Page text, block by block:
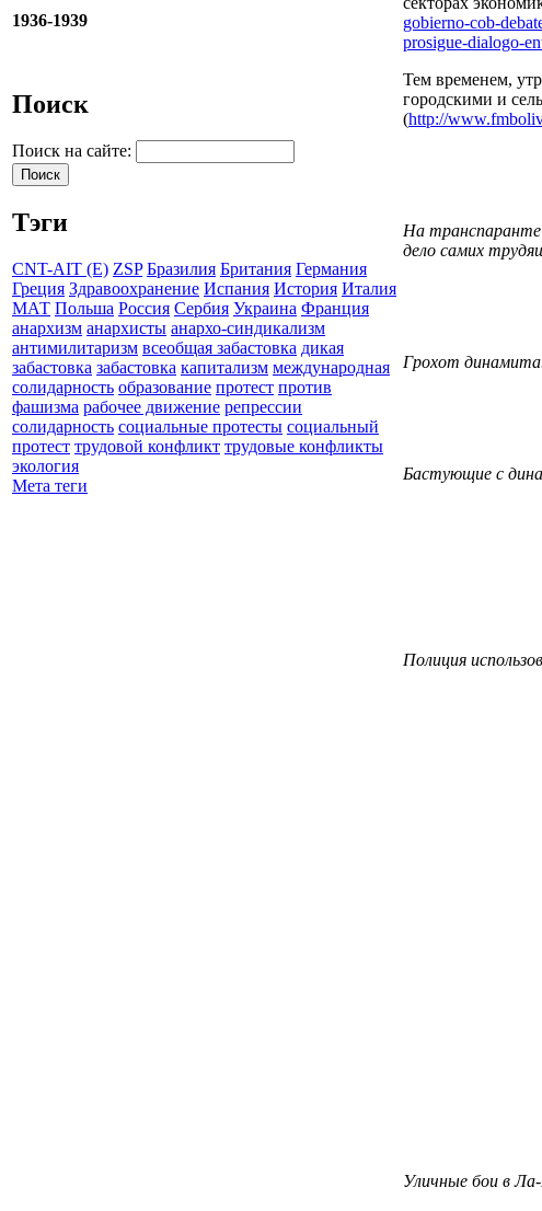
1936-1939
Поиск
Поиск на сайте:
Тэги
CNT-AIT (E) ZSP Бразилия Британия Германия
Греция Здравоохранение Испания История Италия
МАТ Польша Россия Сербия Украина Франция
анархизм анархисты анархо-синдикализм
антимилитаризм всеобщая забастовка дикая
забастовка забастовка капитализм международная
солидарность образование протест против
фашизма рабочее движение репрессии
солидарность социальные протесты социальный
протест трудовой конфликт трудовые конфликты
экология
Мета теги
gobierno-cob-
prosigue-dialogo-
Тем временем,
городскими и
(http://
На
дело самих
Грохот
Бастующие с
Полиция
Уличные бои в